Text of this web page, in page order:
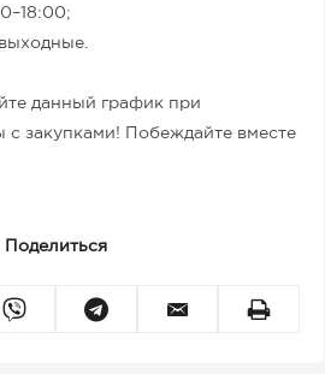
–18:00;
данный график при
с закупками! Побеждайте вместе
Поделиться